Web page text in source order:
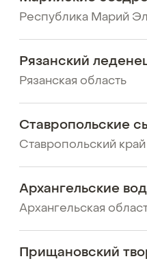
Республика Марий Эл
Рязанская область
Рязанский
Ставропольский край
Ставропольские
Архангельская
Архангельские
Прищановский